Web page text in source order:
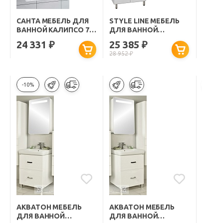
САНТА МЕБЕЛЬ ДЛЯ
ВАННОЙ КАЛИПСО 70
ПОДВЕСНАЯ
24 331₽
STYLE LINE МЕБЕЛЬ
ДЛЯ ВАННОЙ
СТАНДАРТ №23 70
25 385₽
28 952₽
-10%
АКВАТОН МЕБЕЛЬ
ДЛЯ ВАННОЙ
АКВАТОН МЕБЕЛЬ
ДЛЯ ВАННОЙ